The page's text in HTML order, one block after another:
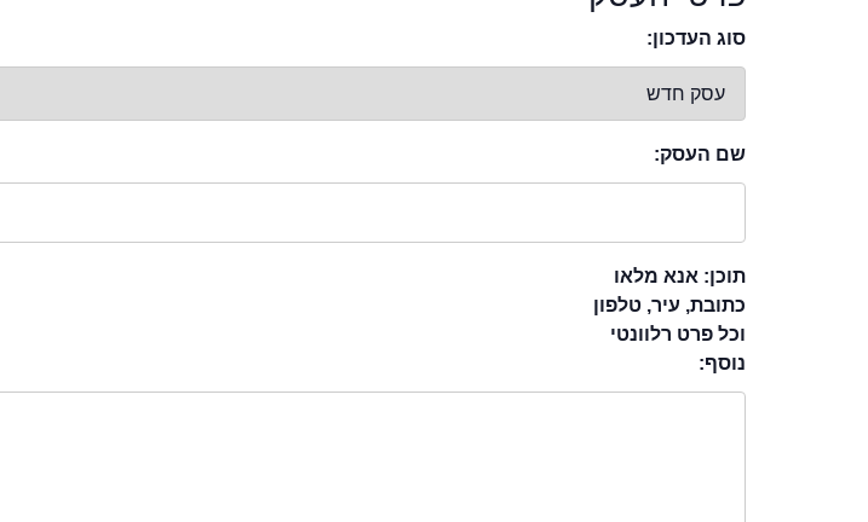
סוג העדכון:
שם העסק:
תוכן: אנא מלאו
כתובת, עיר, טלפון
וכל פרט רלוונטי
נוסף: